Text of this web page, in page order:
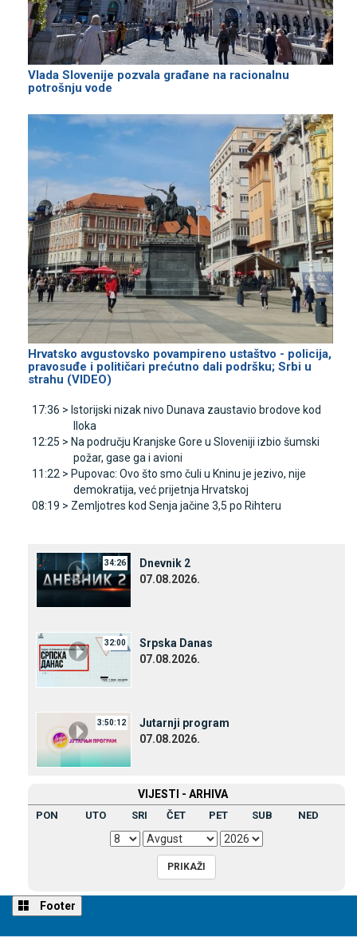
Vlada Slovenije pozvala građane na racionalnu
potrošnju vode
Hrvatsko avgustovsko povampireno ustaštvo - policija,
pravosuđe i političari prećutno dali podršku; Srbi u
strahu (VIDEO)
17:36 > Istorijski nizak nivo Dunava zaustavio brodove kod
Iloka
12:25 > Na području Kranjske Gore u Sloveniji izbio šumski
požar, gase ga i avioni
11:22 > Pupovac: Ovo što smo čuli u Kninu je jezivo, nije
demokratija, već prijetnja Hrvatskoj
08:19 > Zemljotres kod Senja jačine 3,5 po Rihteru
34:26
Dnevnik 2
07.08.2026.
32:00
Srpska Danas
07.08.2026.
3:50:12
Јutarnji program
07.08.2026.
VIЈESTI - ARHIVA
PON UTO SRI ČET PET SUB NED
Footer